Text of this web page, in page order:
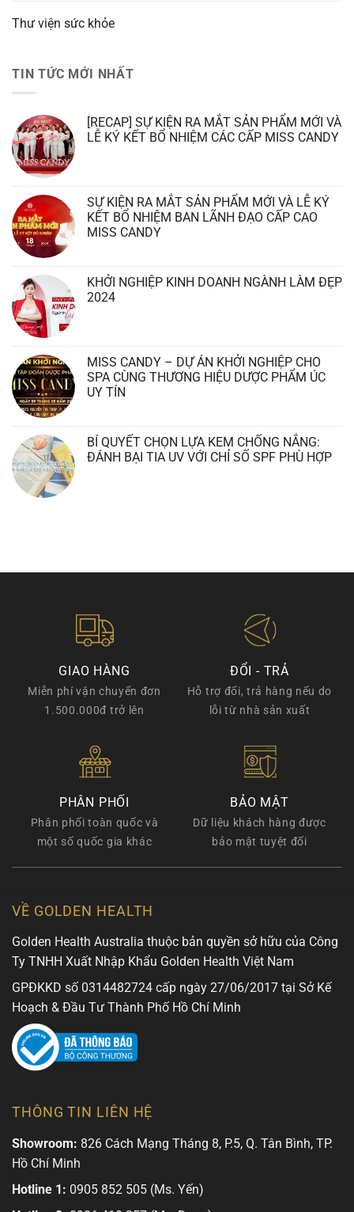
Thư viện sức khỏe
TIN TỨC MỚI NHẤT
[RECAP] SỰ KIỆN RA MẮT SẢN PHẨM MỚI VÀ
LỄ KÝ KẾT BỔ NHIỆM CÁC CẤP MISS CANDY
SỰ KIỆN RA MẮT SẢN PHẨM MỚI VÀ LỄ KÝ
KẾT BỔ NHIỆM BAN LÃNH ĐẠO CẤP CAO
MISS CANDY
KHỞI NGHIỆP KINH DOANH NGÀNH LÀM ĐẸP
2024
MISS CANDY – DỰ ÁN KHỞI NGHIỆP CHO
SPA CÙNG THƯƠNG HIỆU DƯỢC PHẨM ÚC
UY TÍN
BÍ QUYẾT CHỌN LỰA KEM CHỐNG NẮNG:
ĐÁNH BẠI TIA UV VỚI CHỈ SỐ SPF PHÙ HỢP
GIAO HÀNG
Miễn phí vận chuyển đơn
1.500.000đ trở lên
ĐỔI - TRẢ
Hỗ trợ đổi, trả hàng nếu do
lỗi từ nhà sản xuất
PHÂN PHỐI
Phân phối toàn quốc và
một số quốc gia khác
BẢO MẬT
Dữ liệu khách hàng được
bảo mật tuyệt đối
VỀ GOLDEN HEALTH
Golden Health Australia thuộc bản quyền sở hữu của Công
Ty TNHH Xuất Nhập Khẩu Golden Health Việt Nam
GPĐKKD số 0314482724 cấp ngày 27/06/2017 tại Sở Kế
Hoạch & Đầu Tư Thành Phố Hồ Chí Minh
THÔNG TIN LIÊN HỆ
Showroom: 826 Cách Mạng Tháng 8, P.5, Q. Tân Bình, TP.
Hồ Chí Minh
Hotline 1: 0905 852 505 (Ms. Yến)